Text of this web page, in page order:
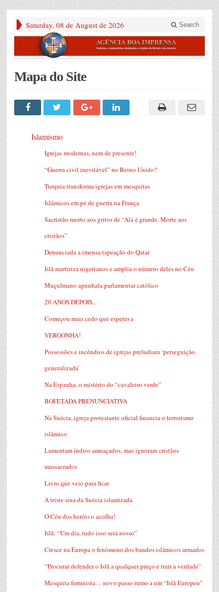
Saturday, 08 de August de 2026 Search
Mapa do Site
Islamismo
Igrejas modernas, nem de presente!
“Guerra civil inevitável” no Reino Unido?
Turquia transforma igrejas em mesquitas
Islâmicos em pé de guerra na França
Sacristão morto aos gritos de “Alá é grande. Morte aos
cristãos”
Denunciada a imensa tapeação do Qatar
Islã martiriza nigerianos e amplia o número deles no Céu
Muçulmano apunhala parlamentar católico
20 ANOS DEPOIS...
Começou mais cedo que esperava
VERGONHA!
Possessões e incêndios de igrejas preludiam ‘perseguição
generalizada’
Na Espanha, o mistério do “cavaleiro verde”
BOFETADA PRENUNCIATIVA
Na Suécia, igreja protestante oficial financia o terrorismo
islâmico
Lamentam índios ameaçados, mas ignoram cristãos
massacrados
Livro que veio para ficar
A triste sina da Suécia islamizada
O Céu dos heróis o acolha!
Islã: “Um dia, tudo isso será nosso”
Cresce na Europa o fenômeno dos bandos islâmicos armados
“Procurar defender o Islã a qualquer preço é trair a verdade”
Mesquita feminista… novo passo rumo a um “Islã Europeu”